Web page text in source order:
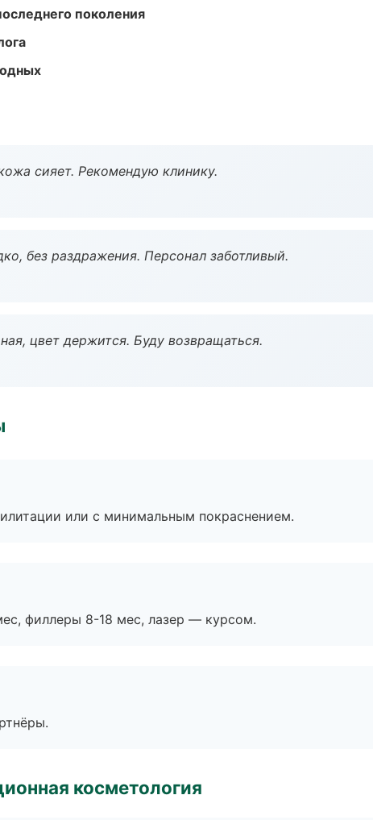
поколения
сияет. Рекомендую клинику.
без раздражения. Персонал заботливый.
цвет держится. Буду возвращаться.
или с минимальным покраснением.
филлеры 8-18 мес, лазер — курсом.
косметология